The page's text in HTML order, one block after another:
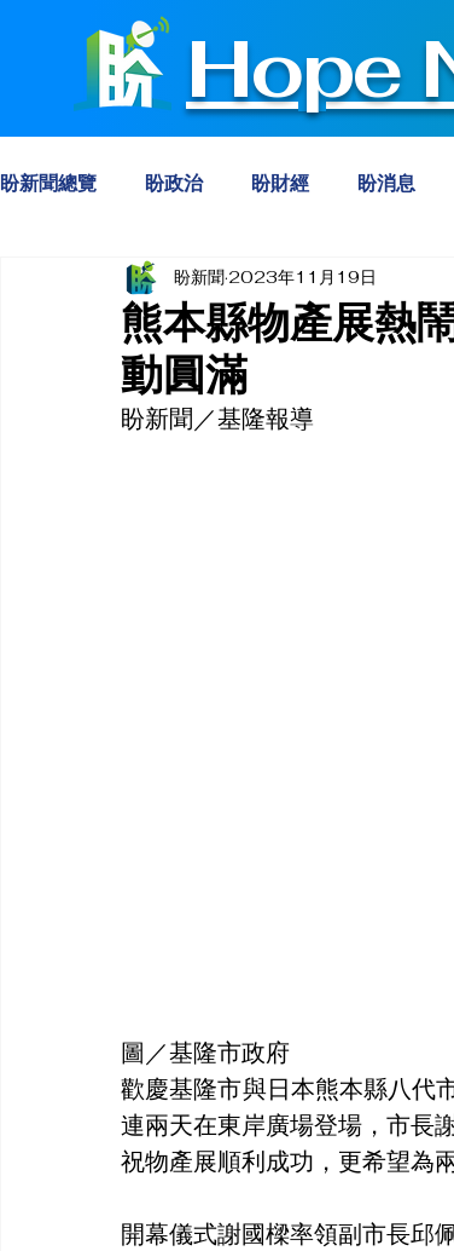
Hope
盼新聞總覽 盼政治 盼財經 盼消息
熊本縣物產展熱
動圓滿
盼新聞 2023年11月19日
盼新聞／基隆報導
圖／基隆市政府
歡慶基隆市與日本熊本縣八
連兩天在東岸廣場登場，市長
祝物產展順利成功，更希望為
開幕儀式謝國樑率領副市長邱